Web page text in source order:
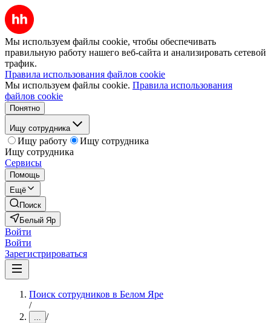
Мы используем файлы cookie, чтобы обеспечивать
правильную работу нашего веб-сайта и анализировать сетевой
трафик.
Правила использования файлов cookie
Мы используем файлы cookie. Правила использования
файлов cookie
Понятно
Ищу сотрудника
Ищу работу
Ищу сотрудника
Ищу сотрудника
Сервисы
Помощь
Ещё
Поиск
Белый Яр
Войти
Войти
Зарегистрироваться
Поиск сотрудников в Белом Яре
/
... /